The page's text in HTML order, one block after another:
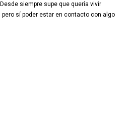
siempre supe que quería vivir
pero sí poder estar en contacto con algo